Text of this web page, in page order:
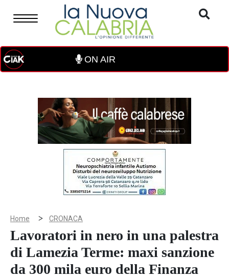
ON AIR
Home > CRONACA
Lavoratori in nero in una palestra
di Lamezia Terme: maxi sanzione
da 300 mila euro della Finanza